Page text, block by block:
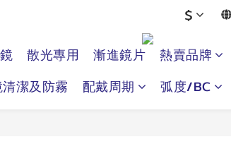
$
散光專用 漸進鏡片 熱賣品牌
潔及防霧 配戴周期 弧度/BC